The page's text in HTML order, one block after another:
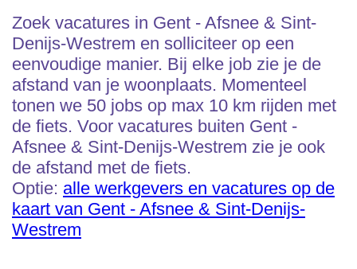
Zoek vacatures in Gent - Afsnee & Sint-
Denijs-Westrem en solliciteer op een
eenvoudige manier. Bij elke job zie je de
afstand van je woonplaats. Momenteel
tonen we 50 jobs op max 10 km rijden met
de fiets. Voor vacatures buiten Gent -
Afsnee & Sint-Denijs-Westrem zie je ook
de afstand met de fiets.
Optie: alle werkgevers en vacatures op de
kaart van Gent - Afsnee & Sint-Denijs-
Westrem